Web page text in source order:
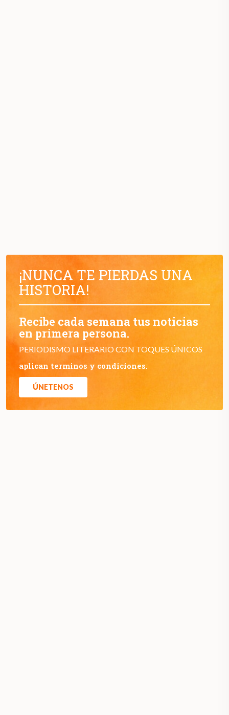
¡NUNCA TE PIERDAS UNA
HISTORIA!
Recibe cada semana tus noticias
en primera persona.
PERIODISMO LITERARIO CON TOQUES ÚNICOS
aplican terminos y condiciones.
ÚNETENOS